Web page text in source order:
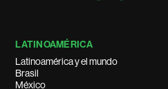
LATINOAMÉRICA
Latinoamérica y el mundo
Brasil
México